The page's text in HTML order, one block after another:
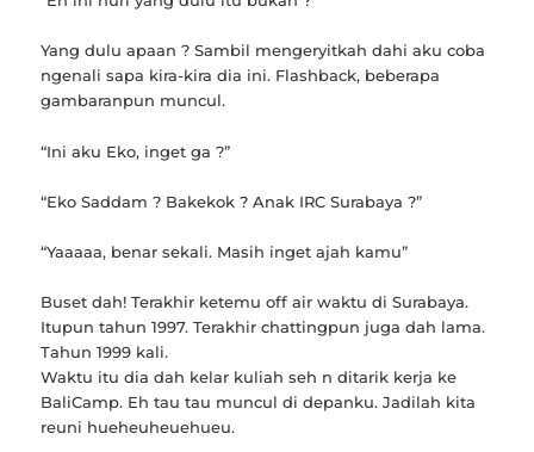
Yang dulu apaan ? Sambil mengeryitkah dahi aku coba
ngenali sapa kira-kira dia ini. Flashback, beberapa
gambaranpun muncul.
“Ini aku Eko, inget ga ?”
“Eko Saddam ? Bakekok ? Anak IRC Surabaya ?”
“Yaaaaa, benar sekali. Masih inget ajah kamu”
Buset dah! Terakhir ketemu off air waktu di Surabaya.
Itupun tahun 1997. Terakhir chattingpun juga dah lama.
Tahun 1999 kali.
Waktu itu dia dah kelar kuliah seh n ditarik kerja ke
BaliCamp. Eh tau tau muncul di depanku. Jadilah kita
reuni hueheuheuehueu.